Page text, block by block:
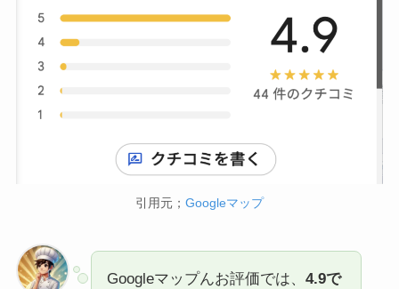
引用元； Googleマップ
Googleマップんお評価では、 4.9で